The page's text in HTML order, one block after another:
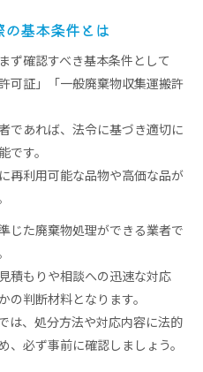
る遺品整理サービスの特徴
業者のメリットとは
業者の見極め方
信頼性を高める根拠
町で進める際の注意点
注意すべき資格と手続き
おける安心のポイント
を確認する重要性
品整理の注意事項
ラブルと防止策
基本条件とは
ず確認すべき基本条件として
可証」「一般廃棄物収集運搬許
であれば、法令に基づき適切に
す。
再利用可能な品物や高価な品が
じた廃棄物処理ができる業者で
積もりや相談への迅速な対応
判断材料となります。
は、処分方法や対応内容に法的
必ず事前に確認しましょう。